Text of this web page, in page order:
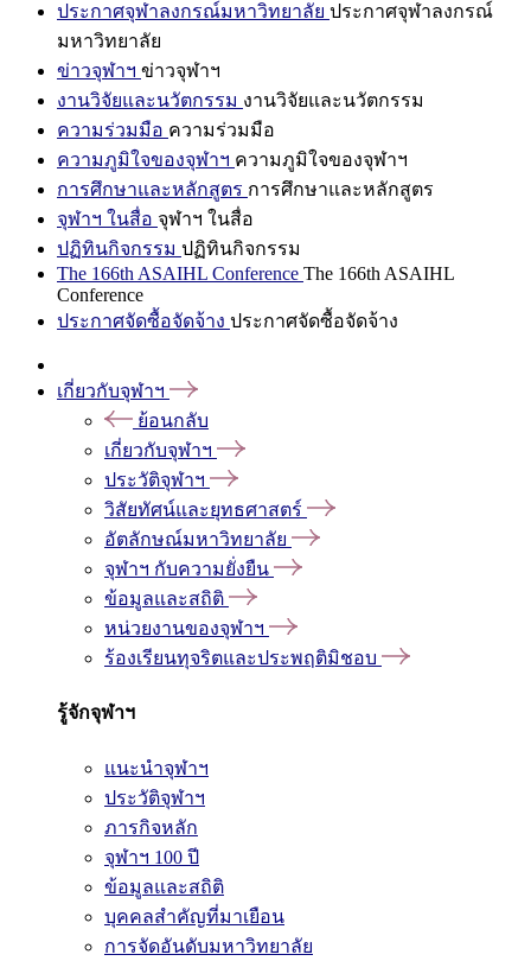
ประกาศจุฬาลงกรณ์มหาวิทยาลัย ประกาศจุฬาลงกรณ์
มหาวิทยาลัย
ข่าวจุฬาฯ ข่าวจุฬาฯ
งานวิจัยและนวัตกรรม งานวิจัยและนวัตกรรม
ความร่วมมือ ความร่วมมือ
ความภูมิใจของจุฬาฯ ความภูมิใจของจุฬาฯ
การศึกษาและหลักสูตร การศึกษาและหลักสูตร
จุฬาฯ ในสื่อ จุฬาฯ ในสื่อ
ปฏิทินกิจกรรม ปฏิทินกิจกรรม
The 166th ASAIHL Conference The 166th ASAIHL
Conference
ประกาศจัดซื้อจัดจ้าง ประกาศจัดซื้อจัดจ้าง
เกี่ยวกับจุฬาฯ
ย้อนกลับ
เกี่ยวกับจุฬาฯ
ประวัติจุฬาฯ
วิสัยทัศน์และยุทธศาสตร์
อัตลักษณ์มหาวิทยาลัย
จุฬาฯ กับความยั่งยืน
ข้อมูลและสถิติ
หน่วยงานของจุฬาฯ
ร้องเรียนทุจริตและประพฤติมิชอบ
รู้จักจุฬาฯ
แนะนำจุฬาฯ
ประวัติจุฬาฯ
ภารกิจหลัก
จุฬาฯ 100 ปี
ข้อมูลและสถิติ
บุคคลสำคัญที่มาเยือน
การจัดอันดับมหาวิทยาลัย